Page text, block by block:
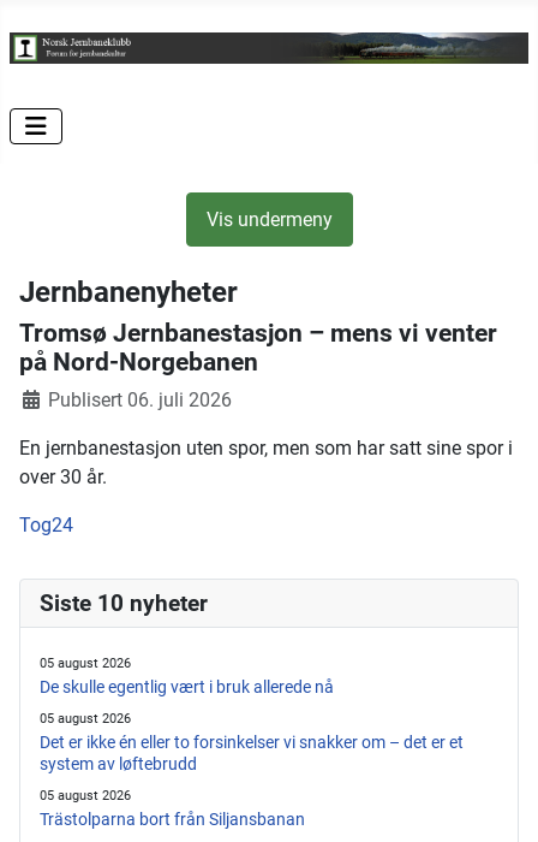
Vis undermeny
Jernbanenyheter
Tromsø Jernbanestasjon – mens vi venter
på Nord-Norgebanen
Publisert 06. juli 2026
En jernbanestasjon uten spor, men som har satt sine spor i
over 30 år.
Tog24
Siste 10 nyheter
05 august 2026
De skulle egentlig vært i bruk allerede nå
05 august 2026
Det er ikke én eller to forsinkelser vi snakker om – det er et
system av løftebrudd
05 august 2026
Trästolparna bort från Siljansbanan